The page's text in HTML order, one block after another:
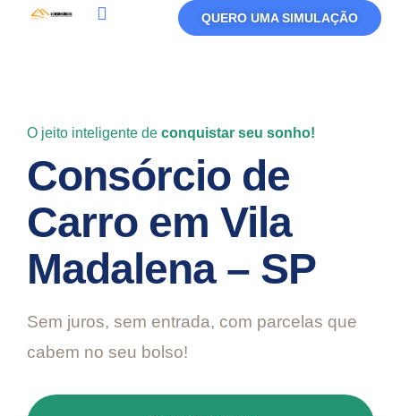
QUERO UMA SIMULAÇÃO
O jeito inteligente de conquistar seu sonho!
Consórcio de
Carro em Vila
Madalena – SP
Sem juros, sem entrada, com parcelas que
cabem no seu bolso!